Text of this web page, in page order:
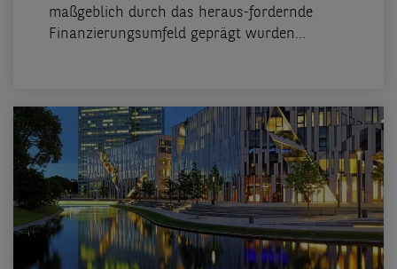
maßgeblich durch das heraus-fordernde
Finanzierungsumfeld geprägt wurden...